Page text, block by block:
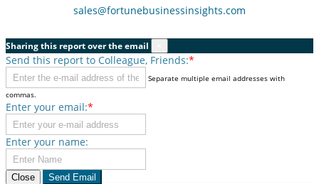
sales@fortunebusinessinsights.com
Sharing this report over the email
Send this report to Colleague, Friends:*
Separate multiple email addresses with
commas.
Enter your email:*
Enter your name:
Close Send Email